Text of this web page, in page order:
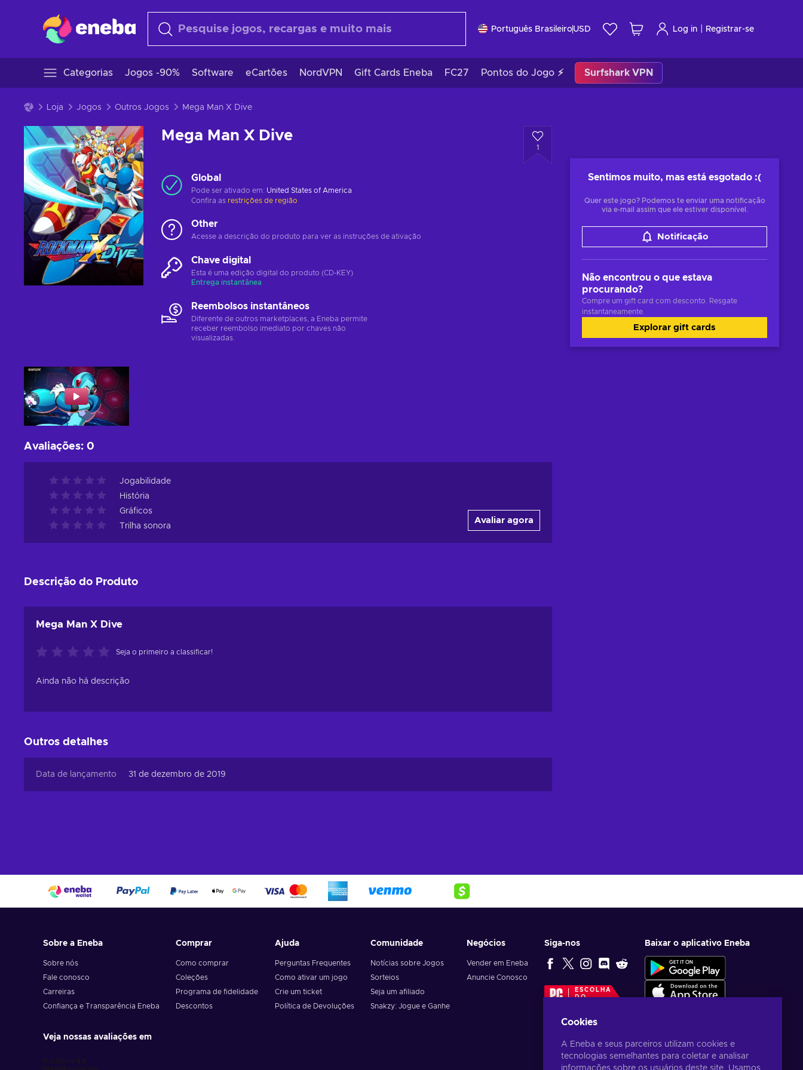
Português BrasileiroUSD Log in Registrar-se
Categorias Jogos -90% Software eCartões NordVPN Gift Cards Eneba FC27 Pontos do Jogo ⚡ Surfshark VPN
Loja Jogos Outros Jogos Mega Man X Dive
Mega Man X Dive
1
Sentimos muito, mas está esgotado :(
Quer este jogo? Podemos te enviar uma notificação
via e-mail assim que ele estiver disponível.
Notificação
Não encontrou o que estava
procurando?
Compre um gift card com desconto. Resgate
instantaneamente.
Explorar gift cards
Global
Pode ser ativado em: United States of America
Confira as restrições de região
Other
Acesse a descrição do produto para ver as instruções de ativação
Chave digital
Esta é uma edição digital do produto (CD-KEY)
Entrega instantânea
Reembolsos instantâneos
Diferente de outros marketplaces, a Eneba permite
receber reembolso imediato por chaves não
visualizadas.
Avaliações: 0
Jogabilidade
História
Gráficos
Trilha sonora
Avaliar agora
Descrição do Produto
Mega Man X Dive
Seja o primeiro a classificar!
Ainda não há descrição
Outros detalhes
Data de lançamento 31 de dezembro de 2019
Sobre a Eneba
Sobre nós
Fale conosco
Carreiras
Confiança e Transparência Eneba
Comprar
Como comprar
Coleções
Programa de fidelidade
Descontos
Ajuda
Perguntas Frequentes
Como ativar um jogo
Crie um ticket
Política de Devoluções
Comunidade
Notícias sobre Jogos
Sorteios
Seja um afiliado
Snakzy: Jogue e Ganhe
Negócios
Vender em Eneba
Anuncie Conosco
Siga-nos
ESCOLHA
DO
Baixar o aplicativo Eneba
Veja nossas avaliações em
Cookies
A Eneba e seus parceiros utilizam cookies e
tecnologias semelhantes para coletar e analisar
informações sobre os usuários deste site. Usamos